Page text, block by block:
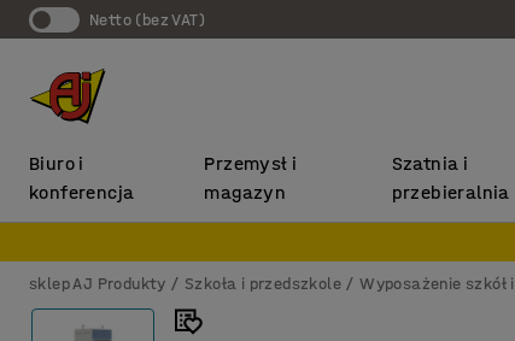
Netto (bez VAT)
Biuro i
konferencja
Przemysł i
magazyn
Szatnia i
przebieralnia
sklep AJ Produkty Szkoła i przedszkole Wyposażenie szkół